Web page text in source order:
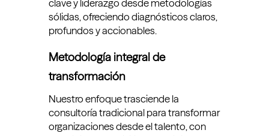
clave y liderazgo desde metodologías
sólidas, ofreciendo diagnósticos claros,
profundos y accionables.
Metodología integral de
transformación
Nuestro enfoque trasciende la
consultoría tradicional para transformar
organizaciones desde el talento, con